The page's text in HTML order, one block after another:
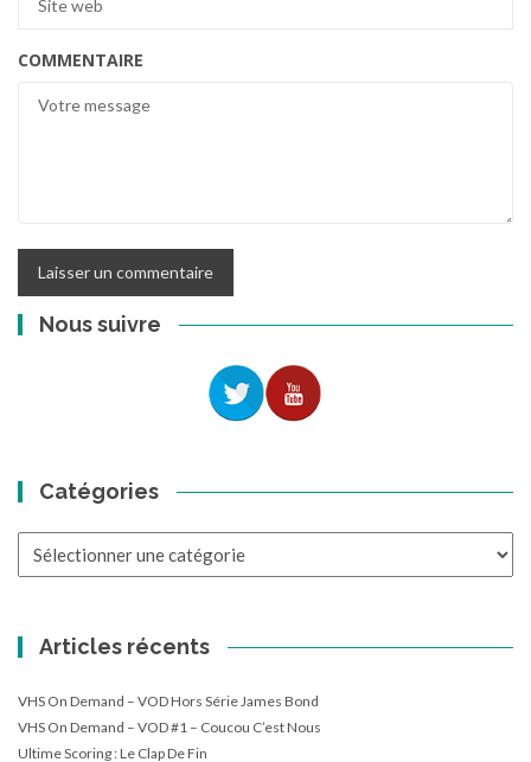
COMMENTAIRE
Nous suivre
Catégories
Catégories
Articles récents
VHS On Demand – VOD Hors Série James Bond
VHS On Demand – VOD #1 – Coucou C’est Nous
Ultime Scoring : Le Clap De Fin